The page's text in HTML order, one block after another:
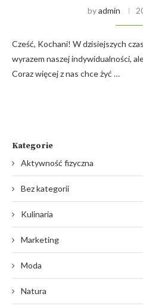
byadmin
Cześć, Kochani! W dzisiejszych
wyrazem naszej indywidualności,
Coraz więcej z nas chce żyć …
Kategorie
Aktywność fizyczna
Bez kategorii
Kulinaria
Marketing
Moda
Natura